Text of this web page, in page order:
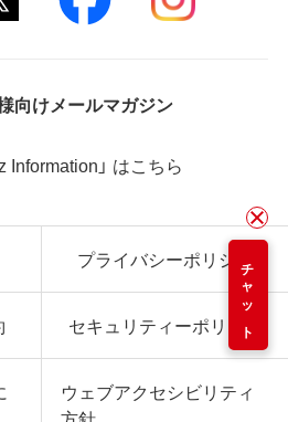
チャット
向けメールマガジン
Information」 はこちら
プライバシーポリシー
セキュリティーポリシー
ウェブアクセシビリティ